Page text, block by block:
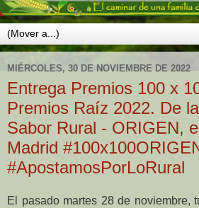
MIÉRCOLES, 30 DE NOVIEMBRE DE 2022
Entrega Premios 100 x
Premios Raíz 2022. De
Sabor Rural - ORIGEN,
Madrid
#ApostamosPorLoRural
El pasado martes 28 de noviembre,